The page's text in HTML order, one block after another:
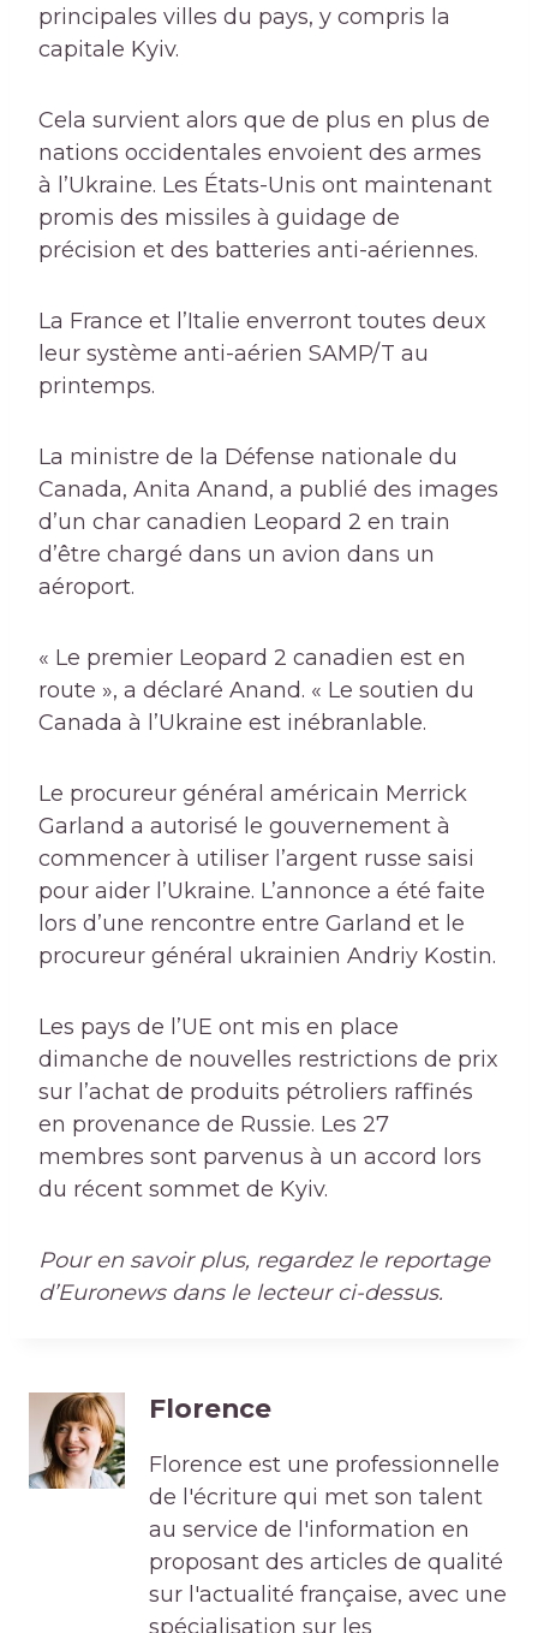
principales villes du pays, y compris la
capitale Kyiv.
Cela survient alors que de plus en plus de
nations occidentales envoient des armes
à l’Ukraine. Les États-Unis ont maintenant
promis des missiles à guidage de
précision et des batteries anti-aériennes.
La France et l’Italie enverront toutes deux
leur système anti-aérien SAMP/T au
printemps.
La ministre de la Défense nationale du
Canada, Anita Anand, a publié des images
d’un char canadien Leopard 2 en train
d’être chargé dans un avion dans un
aéroport.
« Le premier Leopard 2 canadien est en
route », a déclaré Anand. « Le soutien du
Canada à l’Ukraine est inébranlable.
Le procureur général américain Merrick
Garland a autorisé le gouvernement à
commencer à utiliser l’argent russe saisi
pour aider l’Ukraine. L’annonce a été faite
lors d’une rencontre entre Garland et le
procureur général ukrainien Andriy Kostin.
Les pays de l’UE ont mis en place
dimanche de nouvelles restrictions de prix
sur l’achat de produits pétroliers raffinés
en provenance de Russie. Les 27
membres sont parvenus à un accord lors
du récent sommet de Kyiv.
Pour en savoir plus, regardez le reportage
d’Euronews dans le lecteur ci-dessus.
Florence
Florence est une professionnelle
de l'écriture qui met son talent
au service de l'information en
proposant des articles de qualité
sur l'actualité française, avec une
spécialisation sur les